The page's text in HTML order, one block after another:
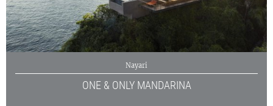
Nayari
ONE & ONLY MANDARINA